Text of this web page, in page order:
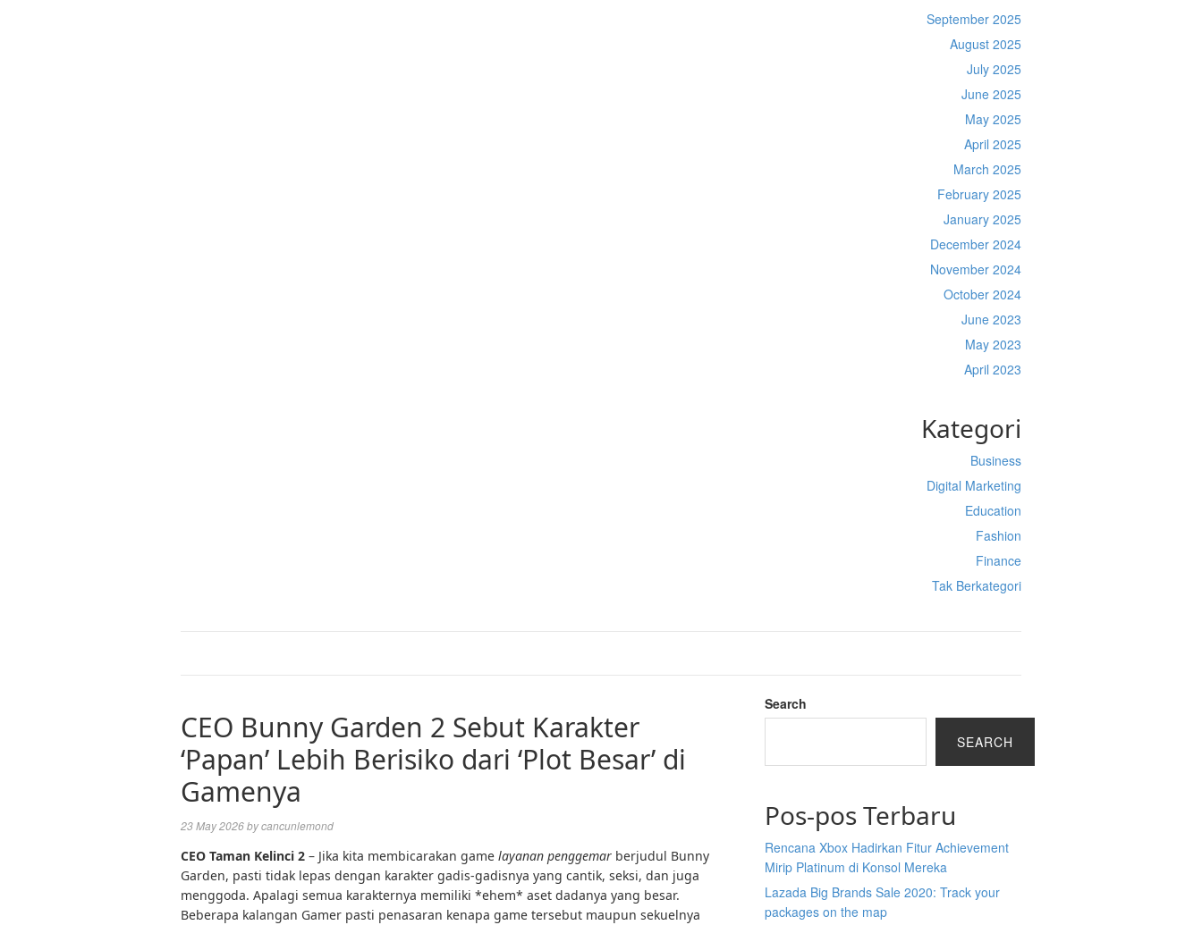
September 2025
August 2025
July 2025
June 2025
May 2025
April 2025
March 2025
February 2025
January 2025
December 2024
November 2024
October 2024
June 2023
May 2023
April 2023
Kategori
Business
Digital Marketing
Education
Fashion
Finance
Tak Berkategori
CEO Bunny Garden 2 Sebut Karakter
‘Papan’ Lebih Berisiko dari ‘Plot Besar’ di
Gamenya
23 May 2026bycancunlemond
CEO Taman Kelinci 2 – Jika kita membicarakan game layanan penggemar berjudul Bunny
Garden, pasti tidak lepas dengan karakter gadis-gadisnya yang cantik, seksi, dan juga
menggoda. Apalagi semua karakternya memiliki *ehem* aset dadanya yang besar.
Beberapa kalangan Gamer pasti penasaran kenapa game tersebut maupun sekuelnya
Search
SEARCH
Pos-pos Terbaru
Rencana Xbox Hadirkan Fitur Achievement
Mirip Platinum di Konsol Mereka
Lazada Big Brands Sale 2020: Track your
packages on the map